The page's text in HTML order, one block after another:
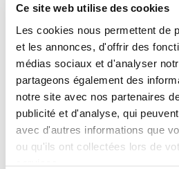
Ce site web utilise des cookies
Les cookies nous permettent de
et les annonces, d'offrir des
médias sociaux et d'analyser
partageons également des
notre site avec nos partenaires
publicité et d'analyse, qui
avec d'autres informations que
ou qu'ils ont collectées lors de
Revue économique 66-6,
Varia
et al.